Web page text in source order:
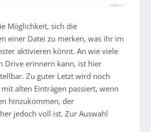
Möglichkeit, sich die
einer Datei zu merken, was ihr im
aktivieren könnt. An wie viele
Drive erinnern kann, ist hier
Zu guter Letzt wird noch
alten Einträgen passiert, wenn
hinzukommen, der
jedoch voll ist. Zur Auswahl